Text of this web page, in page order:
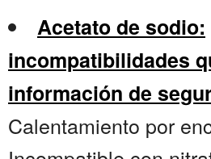
Acetato de sodio:
incompatibilidades
información de
Calentamiento por